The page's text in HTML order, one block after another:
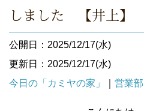
しました 【井上】
公開日：2025/12/17(水)
更新日：2025/12/17(水)
今日の「カミヤの家」
営業